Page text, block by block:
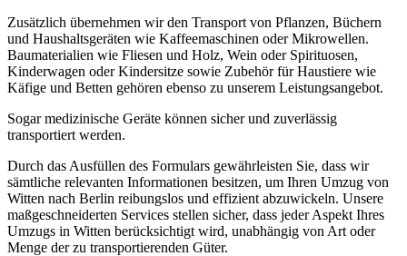
Zusätzlich übernehmen wir den Transport von Pflanzen, Büchern
und Haushaltsgeräten wie Kaffeemaschinen oder Mikrowellen.
Baumaterialien wie Fliesen und Holz, Wein oder Spirituosen,
Kinderwagen oder Kindersitze sowie Zubehör für Haustiere wie
Käfige und Betten gehören ebenso zu unserem Leistungsangebot.
Sogar medizinische Geräte können sicher und zuverlässig
transportiert werden.
Durch das Ausfüllen des Formulars gewährleisten Sie, dass wir
sämtliche relevanten Informationen besitzen, um Ihren Umzug von
Witten nach Berlin reibungslos und effizient abzuwickeln. Unsere
maßgeschneiderten Services stellen sicher, dass jeder Aspekt Ihres
Umzugs in Witten berücksichtigt wird, unabhängig von Art oder
Menge der zu transportierenden Güter.